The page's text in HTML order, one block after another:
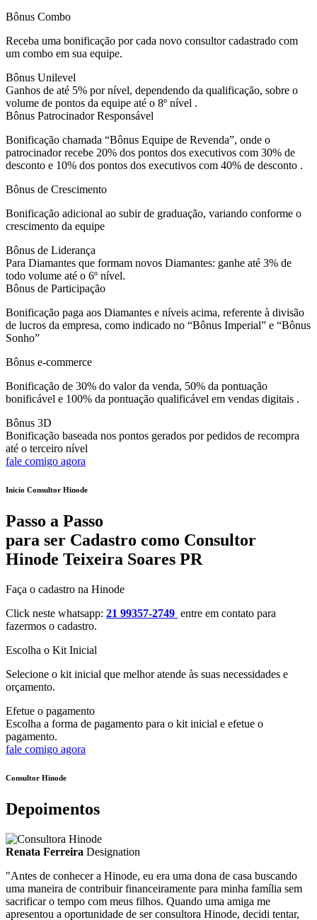
Bônus Combo
Receba uma bonificação por cada novo consultor cadastrado com
um combo em sua equipe.
Bônus Unilevel
Ganhos de até 5% por nível, dependendo da qualificação, sobre o
volume de pontos da equipe até o 8º nível .
Bônus Patrocinador Responsável
Bonificação chamada “Bônus Equipe de Revenda”, onde o
patrocinador recebe 20% dos pontos dos executivos com 30% de
desconto e 10% dos pontos dos executivos com 40% de desconto .
Bônus de Crescimento
Bonificação adicional ao subir de graduação, variando conforme o
crescimento da equipe
Bônus de Liderança
Para Diamantes que formam novos Diamantes: ganhe até 3% de
todo volume até o 6º nível.
Bônus de Participação
Bonificação paga aos Diamantes e níveis acima, referente à divisão
de lucros da empresa, como indicado no “Bônus Imperial” e “Bônus
Sonho”
Bônus e-commerce
Bonificação de 30% do valor da venda, 50% da pontuação
bonificável e 100% da pontuação qualificável em vendas digitais .
Bônus 3D
Bonificação baseada nos pontos gerados por pedidos de recompra
até o terceiro nível
fale comigo agora
Inicio Consultor Hinode
Passo a Passo
para ser Cadastro como Consultor
Hinode Teixeira Soares PR
Faça o cadastro na Hinode
Click neste whatsapp: 21 99357-2749 entre em contato para
fazermos o cadastro.
Escolha o Kit Inicial
Selecione o kit inicial que melhor atende às suas necessidades e
orçamento.
Efetue o pagamento
Escolha a forma de pagamento para o kit inicial e efetue o
pagamento.
fale comigo agora
Consultor Hinode
Depoimentos
Renata Ferreira Designation
"Antes de conhecer a Hinode, eu era uma dona de casa buscando
uma maneira de contribuir financeiramente para minha família sem
sacrificar o tempo com meus filhos. Quando uma amiga me
apresentou a oportunidade de ser consultora Hinode, decidi tentar,